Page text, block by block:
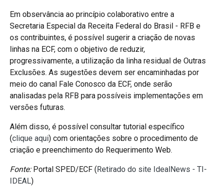
Em observância ao princípio colaborativo entre a
Secretaria Especial da Receita Federal do Brasil - RFB e
os contribuintes, é possível sugerir a criação de novas
linhas na ECF, com o objetivo de reduzir,
progressivamente, a utilização da linha residual de Outras
Exclusões. As sugestões devem ser encaminhadas por
meio do canal Fale Conosco da ECF, onde serão
analisadas pela RFB para possíveis implementações em
versões futuras.
Além disso, é possível consultar tutorial específico
(clique aqui) com orientações sobre o procedimento de
criação e preenchimento do Requerimento Web.
Fonte:Portal SPED/ECF (Retirado do site IdealNews - TI-
IDEAL)